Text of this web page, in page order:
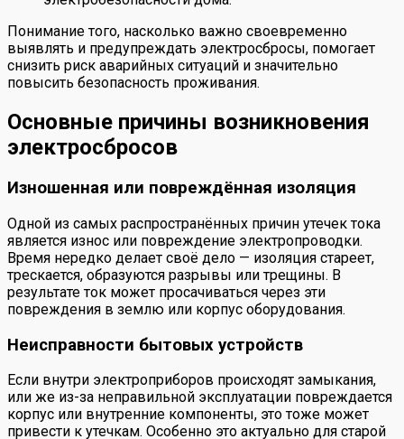
Понимание того, насколько важно своевременно
выявлять и предупреждать электросбросы, помогает
снизить риск аварийных ситуаций и значительно
повысить безопасность проживания.
Основные причины возникновения
электросбросов
Изношенная или повреждённая изоляция
Одной из самых распространённых причин утечек тока
является износ или повреждение электропроводки.
Время нередко делает своё дело — изоляция стареет,
трескается, образуются разрывы или трещины. В
результате ток может просачиваться через эти
повреждения в землю или корпус оборудования.
Неисправности бытовых устройств
Если внутри электроприборов происходят замыкания,
или же из-за неправильной эксплуатации повреждается
корпус или внутренние компоненты, это тоже может
привести к утечкам. Особенно это актуально для старой